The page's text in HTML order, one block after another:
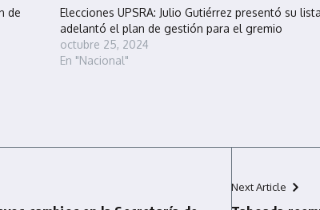
de
Elecciones UPSRA: Julio Gutiérrez presentó su
adelantó el plan de gestión para el gremio
octubre 25, 2024
En "Nacional"
Next Article